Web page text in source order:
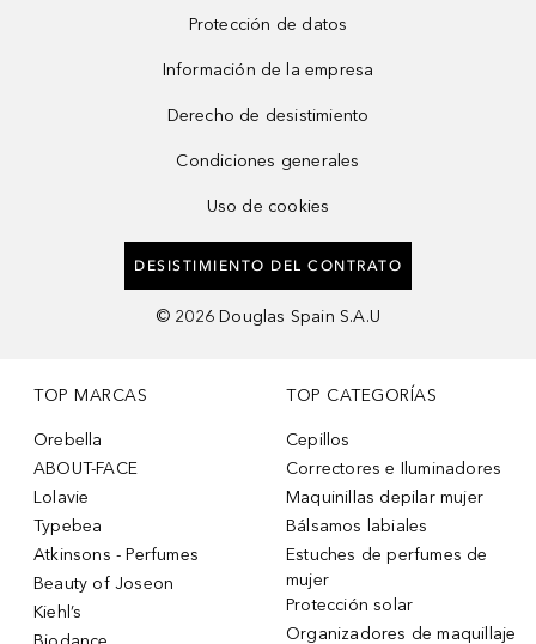
Protección de datos
Información de la empresa
Derecho de desistimiento
Condiciones generales
Uso de cookies
DESISTIMIENTO DEL CONTRATO
© 2026 Douglas Spain S.A.U
TOP MARCAS
Orebella
ABOUT-FACE
Lolavie
Typebea
Atkinsons - Perfumes
Beauty of Joseon
Kiehl’s
TOP CATEGORÍAS
Cepillos
Correctores e Iluminadores
Maquinillas depilar mujer
Bálsamos labiales
Estuches de perfumes de
mujer
Protección solar
Organizadores de maquillaje